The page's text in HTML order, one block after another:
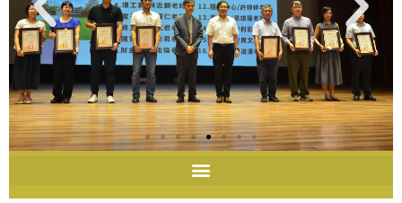
113學年度教學特優教師